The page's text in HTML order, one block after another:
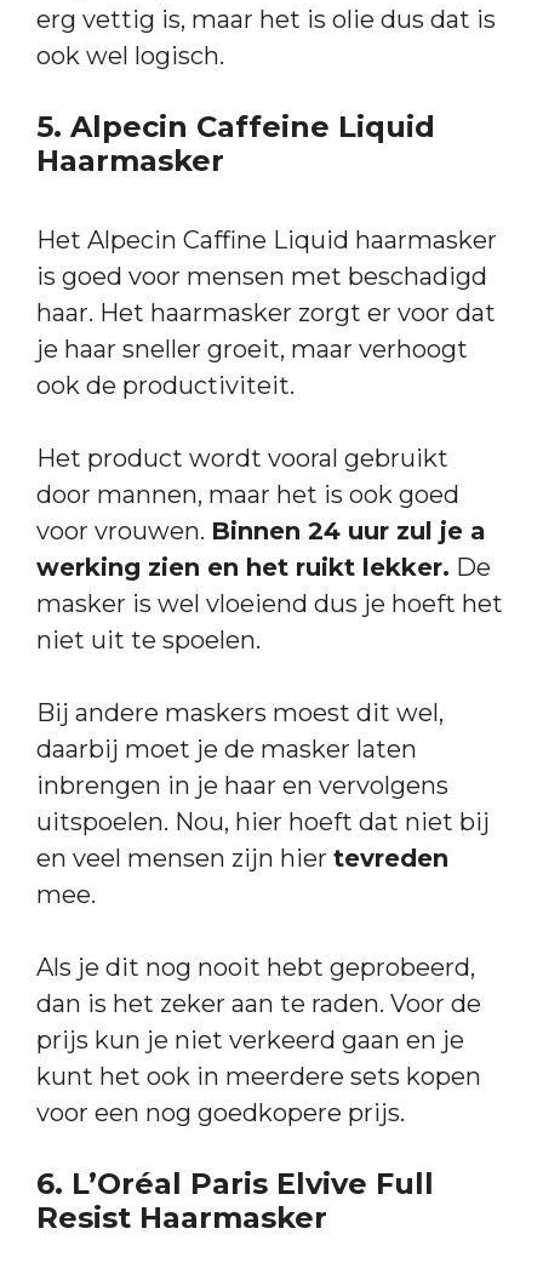
erg vettig is, maar het is olie dus dat is
ook wel logisch.
5. Alpecin Caffeine Liquid
Haarmasker
Het Alpecin Caffine Liquid haarmasker
is goed voor mensen met beschadigd
haar. Het haarmasker zorgt er voor dat
je haar sneller groeit, maar verhoogt
ook de productiviteit.
Het product wordt vooral gebruikt
door mannen, maar het is ook goed
voor vrouwen. Binnen 24 uur zul je a
werking zien en het ruikt lekker. De
masker is wel vloeiend dus je hoeft het
niet uit te spoelen.
Bij andere maskers moest dit wel,
daarbij moet je de masker laten
inbrengen in je haar en vervolgens
uitspoelen. Nou, hier hoeft dat niet bij
en veel mensen zijn hier tevreden
mee.
Als je dit nog nooit hebt geprobeerd,
dan is het zeker aan te raden. Voor de
prijs kun je niet verkeerd gaan en je
kunt het ook in meerdere sets kopen
voor een nog goedkopere prijs.
6. L’Oréal Paris Elvive Full
Resist Haarmasker